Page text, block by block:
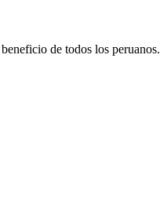
de todos los peruanos.